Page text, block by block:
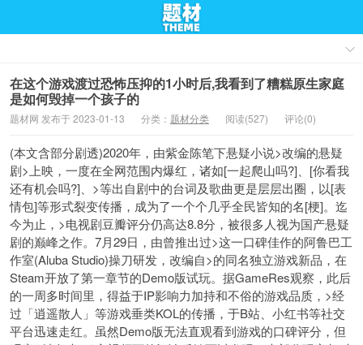
在这个游戏渡过恐怖压抑的1小时后,我看到了糟糕原生家庭
是如何毁掉一个孩子的
题材网 发布于 2023-01-13 分类： 题材分类 阅读(527) 评论(0)
(本文含部分剧透)2020年，由紫金陈笔下悬疑小说>改编的悬疑
剧>上映，一度在全网范围内爆红，诸如[一起爬山吗?]、[你看我
还有机会吗?]、>等出自剧中的台词及歌曲更是层层出圈，以[表
情包]等形式裂变传播，成为了一个个几乎全民皆知的名[梗]。迄
今为止，>电视剧豆瓣评分仍高达8.8分，被很多人视为国产悬疑
剧的巅峰之作。7月29日，由曾推出过>这一口碑佳作的阿鲁巴工
作室(Aluba Studio)操刀研发，改编自>的同名独立游戏新品，在
Steam开放了第一章节的Demo版试玩。据GameRes观察，此后
的一周多时间里，得益于IP影响力加持和不俗的游戏品质，>经
过「逍遥散人」等游戏垂类KOL的传播，于B站、小红书等社交
平台迅速走红。虽然Demo版无法直观看到游戏的口碑评分，但